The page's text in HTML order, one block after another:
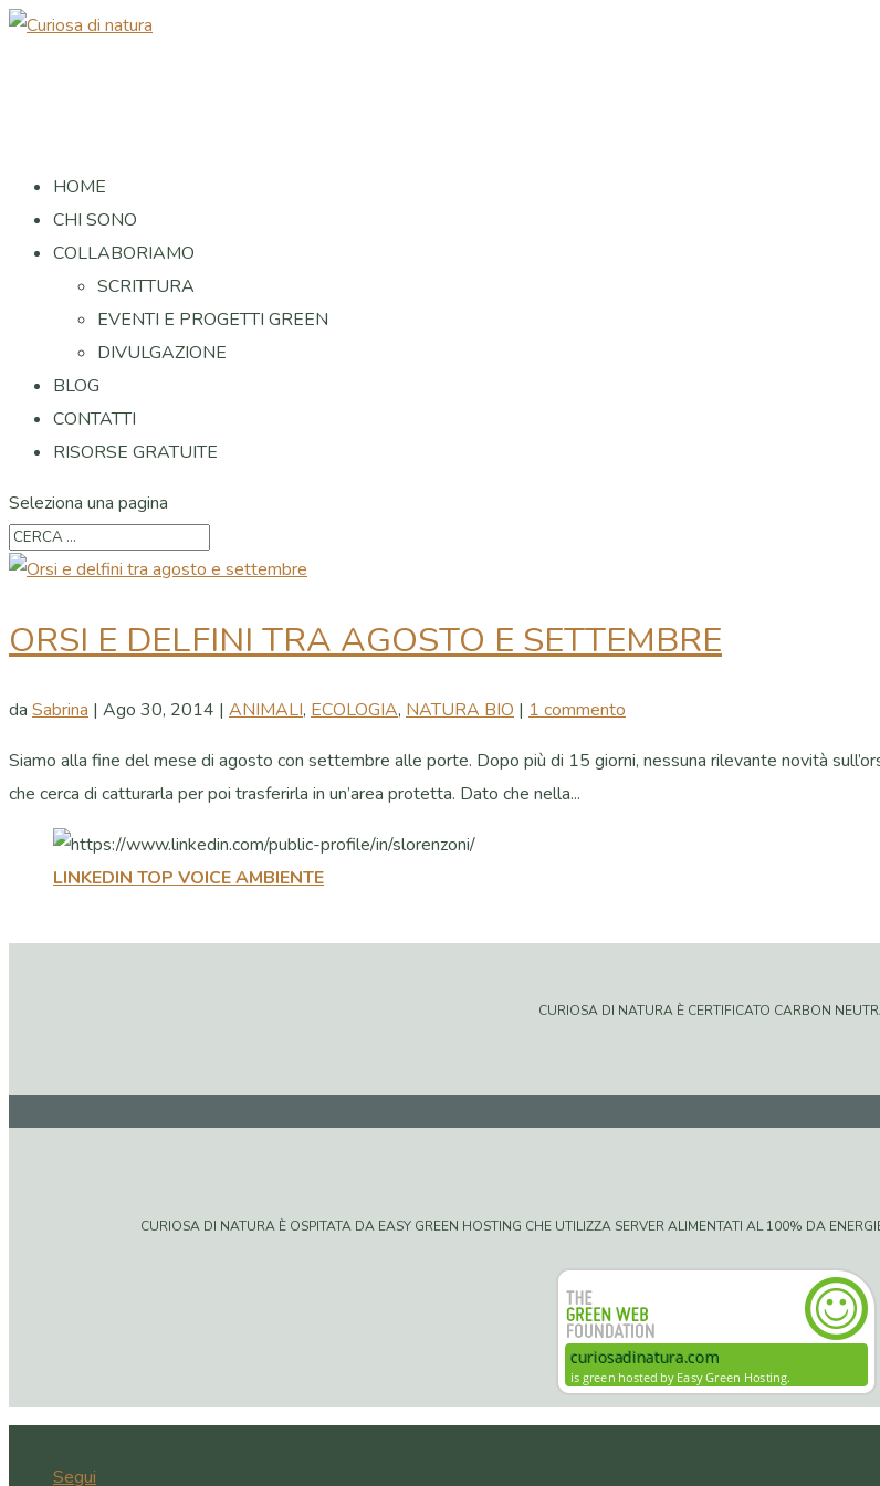
HOME
CHI SONO
COLLABORIAMO
SCRITTURA
EVENTI E PROGETTI GREEN
DIVULGAZIONE
BLOG
CONTATTI
RISORSE GRATUITE
Seleziona una pagina
ORSI E DELFINI TRA AGOSTO E SETTEMBRE
da Sabrina | Ago 30, 2014 | ANIMALI, ECOLOGIA, NATURA BIO | 1 commento
Siamo alla fine del mese di agosto con settembre alle porte. Dopo più di 15 giorni, nessuna rilevante novità
che cerca di catturarla per poi trasferirla in un’area protetta. Dato che nella...
LINKEDIN TOP VOICE AMBIENTE
CURIOSA DI NATURA È CERTIFICATO CARBON
CURIOSA DI NATURA È OSPITATA DA EASY GREEN HOSTING CHE UTILIZZA SERVER ALIMENTATI AL 100% DA
Segui